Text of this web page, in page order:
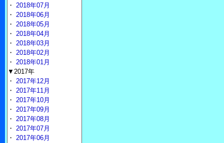
・ 2018年07月
・ 2018年06月
・ 2018年05月
・ 2018年04月
・ 2018年03月
・ 2018年02月
・ 2018年01月
▼2017年
・ 2017年12月
・ 2017年11月
・ 2017年10月
・ 2017年09月
・ 2017年08月
・ 2017年07月
・ 2017年06月